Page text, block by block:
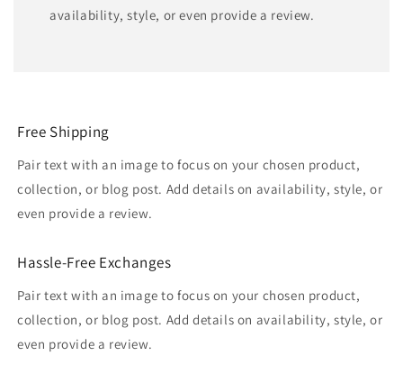
availability, style, or even provide a review.
Free Shipping
Pair text with an image to focus on your chosen product,
collection, or blog post. Add details on availability, style, or
even provide a review.
Hassle-Free Exchanges
Pair text with an image to focus on your chosen product,
collection, or blog post. Add details on availability, style, or
even provide a review.